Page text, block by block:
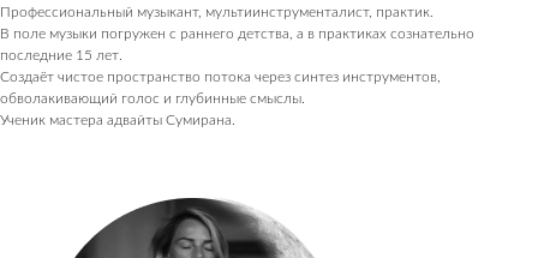
Профессиональный музыкант, мультиинструменталист, практик.
В поле музыки погружен с раннего детства, а в практиках сознательно
последние 15 лет.
Создаёт чистое пространство потока через синтез инструментов,
обволакивающий голос и глубинные смыслы.
Ученик мастера адвайты Сумирана.